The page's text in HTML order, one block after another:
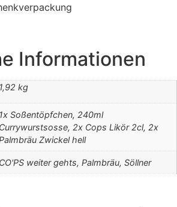
Informationen
1,92 kg
1x Soßentöpfchen, 240ml
Currywurstsosse, 2x Cops Likör 2cl, 2x
Zwickel hell
CO'PS weiter gehts, Palmbräu, Söllner